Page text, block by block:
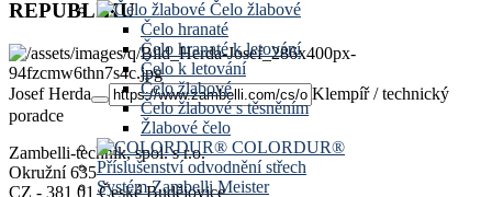
Čelo žlabové
Čelo hranaté
Čelo hranaté k letování
Čelo k letování
Čelo žlabové
Čelo žlabové s těsněním
Žlabové čelo
COLORDUR®
Příslušenství odvodnění střech
Systém Zambelli Meister
REPUBLIKU
Josef Herda
Klempíř / technický
poradce
Zambelli-technik, spol. s r.o.
Okružní 635
CZ - 381 01 České Budějovice